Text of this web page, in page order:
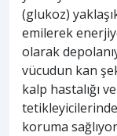
(glukoz)
emilerek
olarak
vücudun kan
kalp hastalığı
koruma